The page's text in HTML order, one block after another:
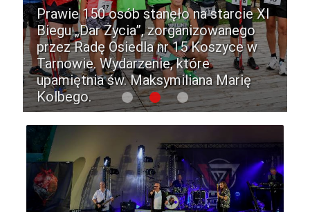
w sobotni wieczór, 8 sierpnia,
Letnim odbył się
koncert. Przed gwiazdą
wystąpiły dwa inne tarnowskie
Prawie 150 osób stanęło na starcie XI
Biegu „Dar Życia”, zorganizowanego
przez Radę Osiedla nr 15 Koszyce w
Tarnowie. Wydarzenie, które
upamiętnia św. Maksymiliana Marię
Kolbego.
żadnych planów na weekend?
czy coś ciekawego dzieje się
i okolicach? Przygotowaliśmy
kilkadziesiąt propozycji.